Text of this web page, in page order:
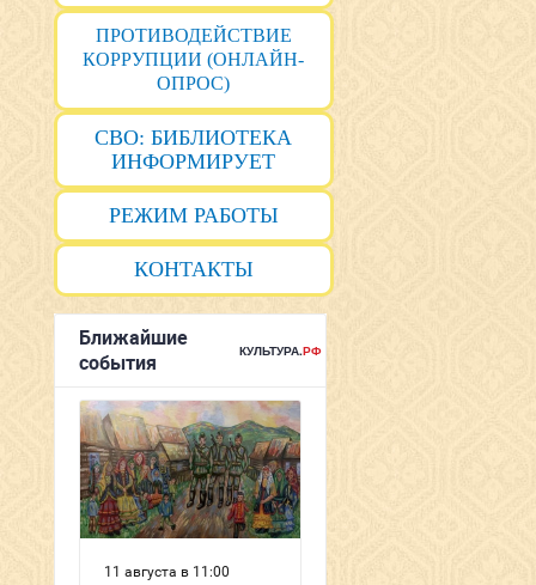
ПРОТИВОДЕЙСТВИЕ
КОРРУПЦИИ (ОНЛАЙН-
ОПРОС)
СВО: БИБЛИОТЕКА
ИНФОРМИРУЕТ
РЕЖИМ РАБОТЫ
КОНТАКТЫ